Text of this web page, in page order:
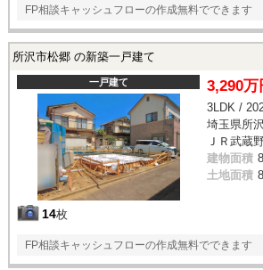
FP相談キャッシュフローの作成無料でできます
所沢市松郷 の新築一戸建て
一戸建て
14枚
3,290万
3LDK /
埼玉県所
ＪＲ武蔵
建物面積
土地面積
FP相談キャッシュフローの作成無料でできます